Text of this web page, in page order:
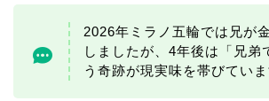
2026年ミラノ五輪では兄が
しましたが、4年後は「兄弟
う奇跡が現実味を帯びていま